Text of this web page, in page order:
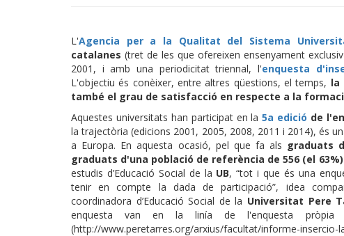
L'Agencia per a la Qualitat del Sistema
catalanes (tret de les que ofereixen ensenyament
2001, i amb una periodicitat triennal, l'enquesta
L'objectiu és conèixer, entre altres qüestions, el temps, la
també el grau de satisfacció en respecte a la
Aquestes universitats han participat en la5a edició de
la trajectòria (edicions 2001, 2005, 2008, 2011 i 2014), és
a Europa. En aquesta ocasió, pel que fa als graduats
graduats d'una població de referència de 556 (el
estudis d’Educació Social de la UB, “tot i que és una
tenir en compte la dada de participació”, idea
coordinadora d’Educació Social de la Universitat Pere
enquesta van en la linía de l'enquesta pròpia
(http://www.peretarres.org/arxius/facultat/informe-insercio-